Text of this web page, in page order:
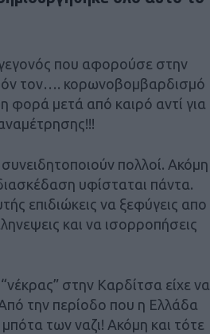
που αφορούσε στην
τον…. κορωνοβομβαρδισμό
φορά μετά από καιρό αντί για
πολλοί. Ακόμη
υφίσταται πάντα.
επιδιώκεις να ξεφύγεις απο
και να ισορροπήσεις
στην Καρδίτσα είχε να
την περίοδο που η Ελλάδα
των ναζι! Ακόμη και τότε